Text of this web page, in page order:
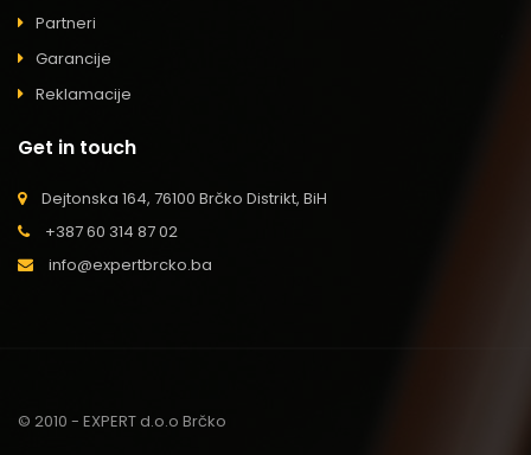
Partneri
Garancije
Reklamacije
Get in touch
Dejtonska 164, 76100 Brčko Distrikt, BiH
+387 60 314 87 02
info@expertbrcko.ba
© 2010 - EXPERT d.o.o Brčko